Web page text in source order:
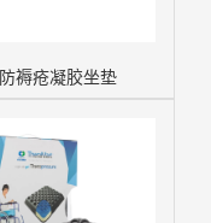
防褥疮凝胶坐垫